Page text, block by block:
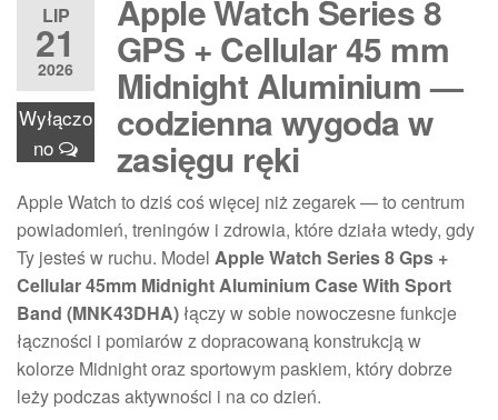
LIP
21
2026
Wyłączo
no
Apple Watch Series 8
GPS + Cellular 45 mm
Midnight Aluminium —
codzienna wygoda w
zasięgu ręki
Apple Watch to dziś coś więcej niż zegarek — to centrum
powiadomień, treningów i zdrowia, które działa wtedy, gdy
Ty jesteś w ruchu. Model Apple Watch Series 8 Gps +
Cellular 45mm Midnight Aluminium Case With Sport
Band (MNK43DHA)łączy w sobie nowoczesne funkcje
łączności i pomiarów z dopracowaną konstrukcją w
kolorze Midnight oraz sportowym paskiem, który dobrze
leży podczas aktywności i na co dzień.